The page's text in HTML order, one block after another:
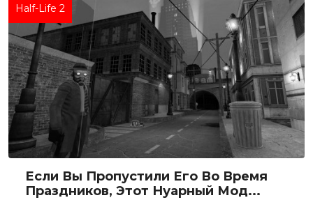
Half-Life 2
Если Вы Пропустили Его Во Время
Праздников, Этот Нуарный Мод...